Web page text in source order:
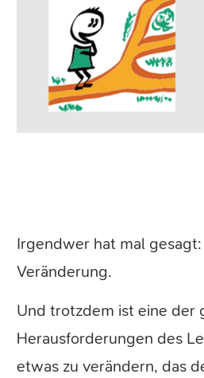
Irgendwer hat mal
Veränderung.
Und trotzdem ist eine der
Herausforderungen des
etwas zu verändern, das